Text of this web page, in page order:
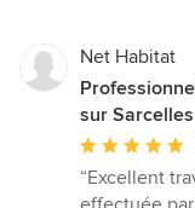
sur
5
Net Habitat
sur Sarcelles
Note
moyenne
:
“Excellent